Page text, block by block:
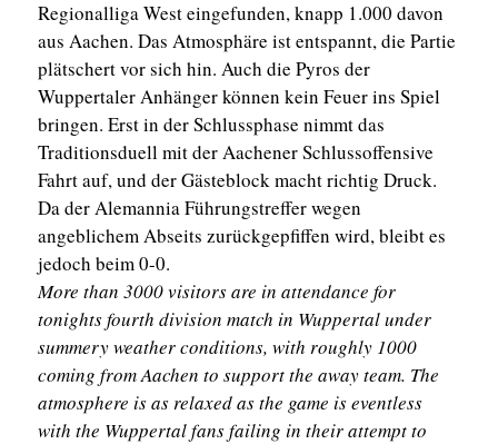
Regionalliga West eingefunden, knapp 1.000 davon
aus Aachen. Das Atmosphäre ist entspannt, die Partie
plätschert vor sich hin. Auch die Pyros der
Wuppertaler Anhänger können kein Feuer ins Spiel
bringen. Erst in der Schlussphase nimmt das
Traditionsduell mit der Aachener Schlussoffensive
Fahrt auf, und der Gästeblock macht richtig Druck.
Da der Alemannia Führungstreffer wegen
angeblichem Abseits zurückgepfiffen wird, bleibt es
jedoch beim 0-0.
More than 3000 visitors are in attendance for
tonights fourth division match in Wuppertal under
summery weather conditions, with roughly 1000
coming from Aachen to support the away team. The
atmosphere is as relaxed as the game is eventless
with the Wuppertal fans failing in their attempt to